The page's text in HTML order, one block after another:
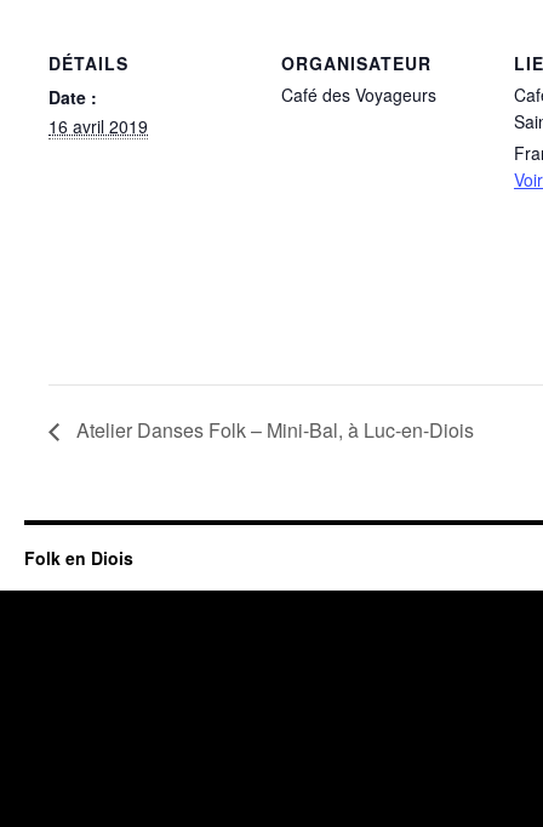
DÉTAILS
Date :
16 avril 2019
ORGANISATEUR
Café des Voyageurs
Atelier Danses Folk – Mini-Bal, à Luc-en-Diois
Folk en Diois